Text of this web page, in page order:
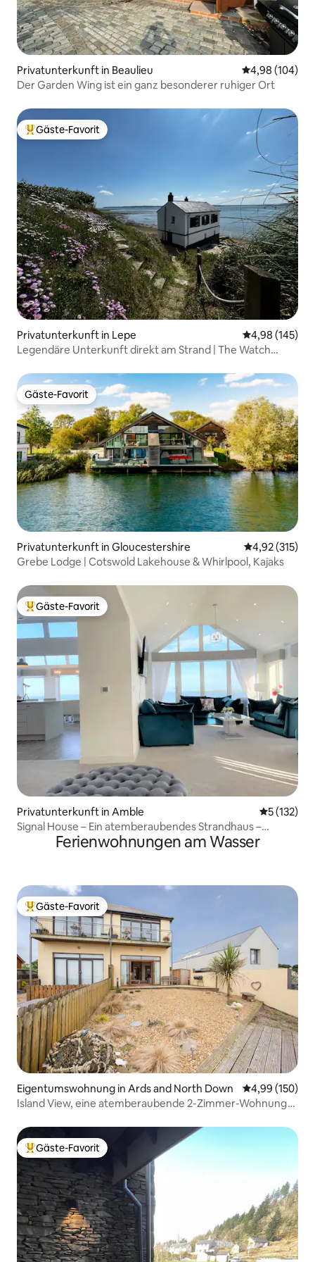
Privatunterkunft in Beaulieu
4,98 (104)
Der Garden Wing ist ein ganz besonderer ruhiger Ort
Beliebter Gäste-Favorit.
Gäste-Favorit
Privatunterkunft in Lepe
4,98 (145)
Legendäre Unterkunft direkt am Strand | The Watch
Gäste-Favorit
Gäste-Favorit
Privatunterkunft in Gloucestershire
4,92 (315)
Grebe Lodge | Cotswold Lakehouse & Whirlpool, Kajaks
Beliebter Gäste-Favorit.
Gäste-Favorit
Privatunterkunft in Amble
5 (132)
Signal House – Ein atemberaubendes Strandhaus –
Baujahr 2020Ferienwohnungen am Wasser
Beliebter Gäste-Favorit.
Gäste-Favorit
Eigentumswohnung in Ards and North Down
4,99 (150)
Island View, eine atemberaubende 2-Zimmer-Wohnung
Beliebter Gäste-Favorit.
Gäste-Favorit